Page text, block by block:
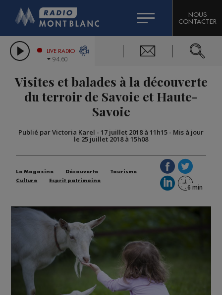
LES CHRONIQUES DE L'EXPERT
CITIZEN MACHINERY
GRAND MASSIF DOMAINES SKIABLES
BIGARD
COMPAGNIE DU MONT-BLANC
NOUS
CONTACTER
LIVE RADIO
94.60
Visites et balades à la découverte
du terroir de Savoie et Haute-
Savoie
Publié par Victoria Karel - 17 juillet 2018 à 11h15 - Mis à jour
le 25 juillet 2018 à 15h08
Le Magazine Découverte
Tourisme
Culture
Esprit patrimoine